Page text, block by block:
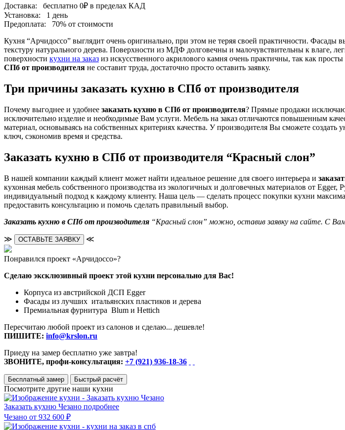
Доставка:
бесплатно 0₽ в пределах КАД
Установка:
1 день
Предоплата:
70% от стоимости
Кухня “Арчидоссо” выглядит очень оригинально, при этом не теряя своей практичности.
текстуру натурального дерева. Поверхности из МДФ долговечны и малочувствительны к влаге,
поверхности кухни на заказ из искусственного акрилового камня очень практичны, так как
СПб от производителя не составит труда, достаточно просто оставить заявку.
Три причины заказать кухню в СПб от производителя
Почему выгоднее и удобнее заказать кухню в СПб от производителя? Прямые продажи
исключительно изделие и необходимые Вам услуги. Мебель на заказ отличаются повышенным
материал, основываясь на собственных критериях качества. У производителя Вы сможете
ключ, сэкономив время и средства.
Заказать кухню в СПб от производителя “Красный слон”
В нашей компании каждый клиент может найти идеальное решение для своего интерьера и
кухонная мебель собственного производства из экологичных и долговечных материалов от
индивидуальный подход к каждому клиенту. Наша цель — сделать процесс покупки кухни
предоставить консультацию и помочь сделать правильный выбор.
Заказать кухню в СПб от производителя “Красный слон” можно, оставив заявку на сайте. С
≫ ОСТАВЬТЕ ЗАЯВКУ ≪
Понравился проект «Арчидоссо»?
Сделаю эксклюзивный проект этой кухни персонально для Вас!
Корпуса из австрийской ДСП Egger
Фасады из лучших итальянских пластиков и дерева
Премиальная фурнитура Blum и Hettich
Пересчитаю любой проект из салонов и сделаю... дешевле!
ПИШИТЕ: info@krslon.ru
Приеду на замер бесплатно уже завтра!
ЗВОНИТЕ, профи-консультация: +7 (921) 936-18-36
Бесплатный замер Быстрый расчёт
Посмотрите другие наши кухни
Заказать кухню Чезано подробнее
Чезано от 932 600 ₽